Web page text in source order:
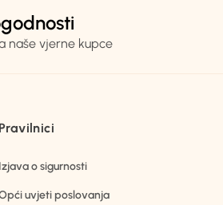
naše vjerne kupce
Pravilnici
Izjava o sigurnosti
uvjeti poslovanja